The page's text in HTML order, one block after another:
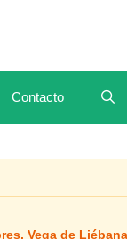
Contacto
Vega de Liébana